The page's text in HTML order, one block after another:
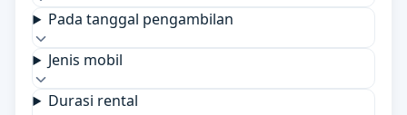
Pada tanggal pengambilan
Jenis mobil
Durasi rental